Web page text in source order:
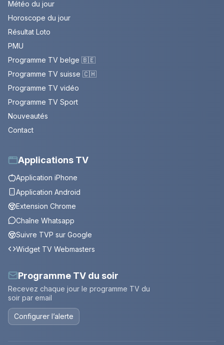
Météo du jour
Horoscope du jour
Résultat Loto
PMU
Programme TV belge 🇧🇪
Programme TV suisse 🇨🇭
Programme TV vidéo
Programme TV Sport
Nouveautés
Contact
Applications TV
Application iPhone
Application Android
Extension Chrome
Chaîne Whatsapp
Suivre TVP sur Google
Widget TV Webmasters
Programme TV du soir
Recevez chaque jour le programme TV du
soir par email
Configurer l’alerte